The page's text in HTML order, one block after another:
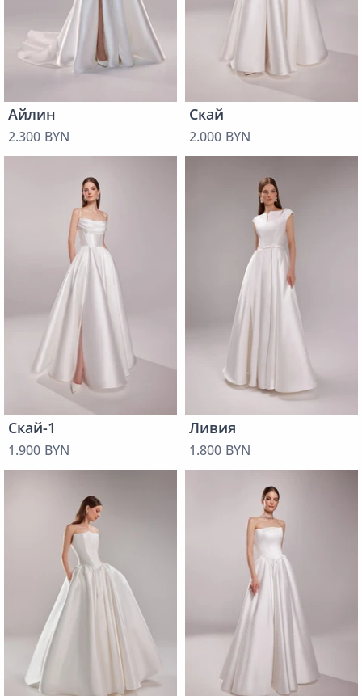
Айлин
2.300 BYN
Скай
2.000 BYN
Скай-1
1.900 BYN
Ливия
1.800 BYN